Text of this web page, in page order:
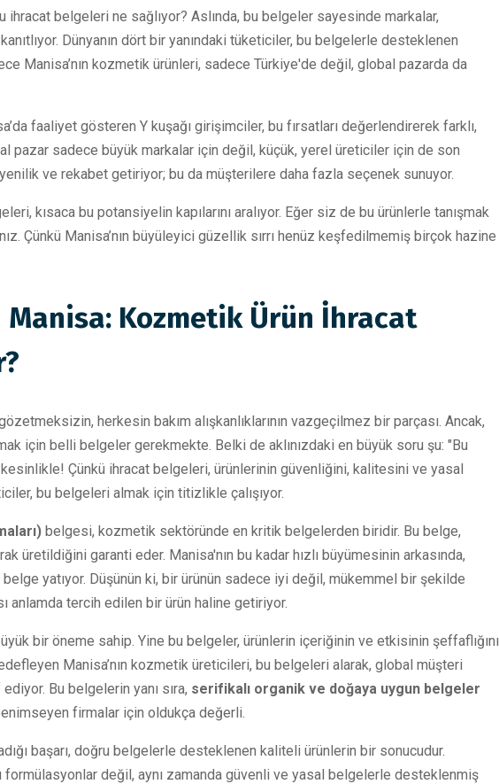
ihracat belgeleri ne sağlıyor? Aslında, bu belgeler sayesinde markalar,
Dünyanın dört bir yanındaki tüketiciler, bu belgelerle desteklenen
Manisa’nın kozmetik ürünleri, sadece Türkiye'de değil, global pazarda da
faaliyet gösteren Y kuşağı girişimciler, bu fırsatları değerlendirerek farklı,
pazar sadece büyük markalar için değil, küçük, yerel üreticiler için de son
ve rekabet getiriyor; bu da müşterilere daha fazla seçenek sunuyor.
kısaca bu potansiyelin kapılarını aralıyor. Eğer siz de bu ürünlerle tanışmak
Çünkü Manisa’nın büyüleyici güzellik sırrı henüz keşfedilmemiş birçok hazine
Manisa: Kozmetik Ürün İhracat
herkesin bakım alışkanlıklarının vazgeçilmez bir parçası. Ancak,
için belli belgeler gerekmekte. Belki de aklınızdaki en büyük soru şu: "Bu
Çünkü ihracat belgeleri, ürünlerinin güvenliğini, kalitesini ve yasal
bu belgeleri almak için titizlikle çalışıyor.
belgesi, kozmetik sektöründe en kritik belgelerden biridir. Bu belge,
üretildiğini garanti eder. Manisa'nın bu kadar hızlı büyümesinin arkasında,
yatıyor. Düşünün ki, bir ürünün sadece iyi değil, mükemmel bir şekilde
anlamda tercih edilen bir ürün haline getiriyor.
bir öneme sahip. Yine bu belgeler, ürünlerin içeriğinin ve etkisinin şeffaflığını
Manisa’nın kozmetik üreticileri, bu belgeleri alarak, global müşteri
Bu belgelerin yanı sıra, serifikalı organik ve doğaya uygun belgeler
firmalar için oldukça değerli.
başarı, doğru belgelerle desteklenen kaliteli ürünlerin bir sonucudur.
formülasyonlar değil, aynı zamanda güvenli ve yasal belgelerle desteklenmiş